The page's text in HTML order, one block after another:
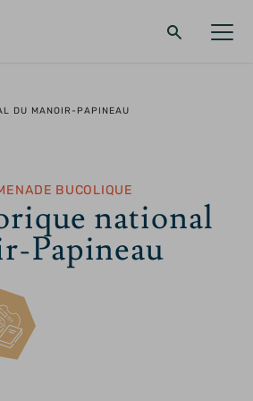
principal
principal
– QUOI FAIRE
principal
principal
DU MANOIR-PAPINEAU
BUCOLIQUE
national
Papineau